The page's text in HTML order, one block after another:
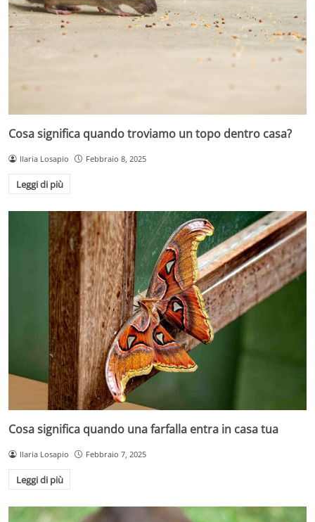
Cosa significa quando troviamo un topo dentro casa?
Ilaria Losapio Febbraio 8, 2025
Leggi di più
Cosa significa quando una farfalla entra in casa tua
Ilaria Losapio Febbraio 7, 2025
Leggi di più